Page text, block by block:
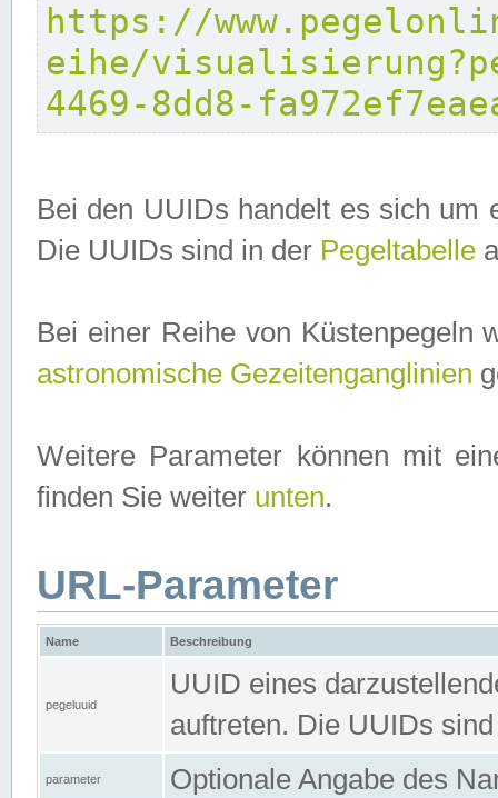
https://
eihe/
4469-8dd8-
Bei den UUIDs handelt es sich um
Die UUIDs sind in der Pegeltabelle
Bei einer Reihe von Küstenpegeln
astronomische Gezeitenganglinien
Weitere Parameter können mit
finden Sie weiter unten.
URL-Parameter
Name Beschreibung
pegeluuid
UUID eines
auftreten. Die UUIDs
parameter Optionale Angabe des